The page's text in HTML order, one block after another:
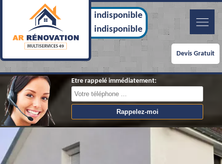
indisponible
indisponible
Devis Gratuit
Etre rappelé immédiatement: